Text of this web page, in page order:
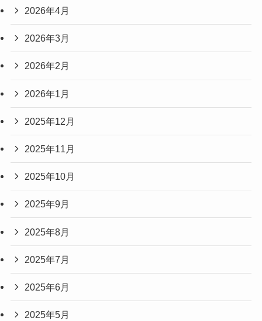
2026年4月
2026年3月
2026年2月
2026年1月
2025年12月
2025年11月
2025年10月
2025年9月
2025年8月
2025年7月
2025年6月
2025年5月